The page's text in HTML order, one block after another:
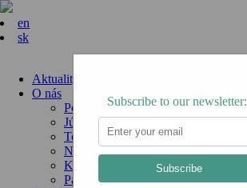
en
sk
Aktuality
O nás
Poslanie
Július Koller
Team
Newsletter
Kontakt
Partneri
Subscribe to our newsletter:
Subscribe